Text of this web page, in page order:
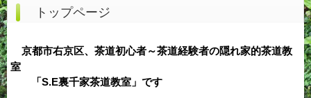
トップページ
京都市右京区、茶道初心者～茶道経験者の隠れ家的茶道教
室
「S.E裏千家茶道教室」 です